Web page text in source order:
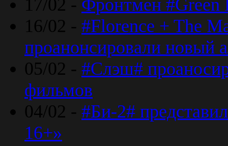
17/02 - Фронтмен #Green
16/02 - #Florence + The
проанонсировали новый
05/02 - #Слэш#
фильмов
04/02 - #Би-2#
16+»